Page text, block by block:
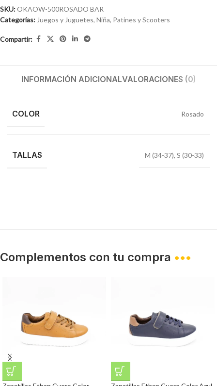
SKU:OKAOW-500ROSADO BAR
Categorías: Juegos y Juguetes, Niña, Patines y Scooters
Compartir:
INFORMACIÓN ADICIONALVALORACIONES (0)
COLOR Rosado
TALLAS M (34-37), S (30-33)
Complementos con tu compra •••